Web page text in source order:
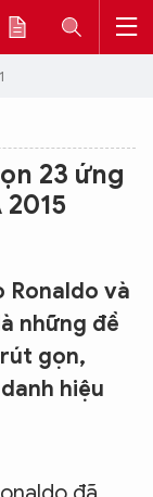
23 ứng
Ronaldo và
những đề
gọn,
hiệu